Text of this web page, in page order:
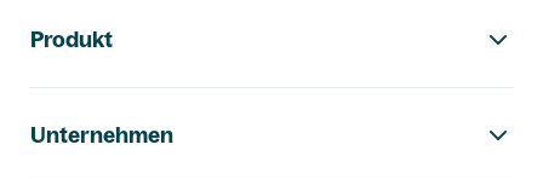
Produkt
Unternehmen